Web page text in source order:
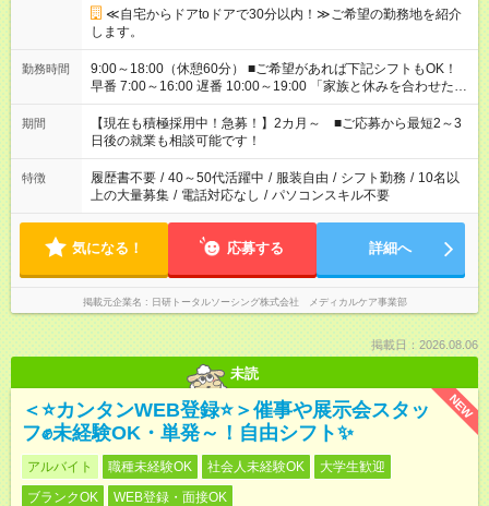
≪自宅からドアtoドアで30分以内！≫ご希望の勤務地を紹介
します。
勤務時間
9:00～18:00（休憩60分） ■ご希望があれば下記シフトもOK！
早番 7:00～16:00 遅番 10:00～19:00 「家族と休みを合わせた
い」 「余裕を持って夕飯の準備がしたい」 「できれば残業はし
たくない」 など、ご希望を教えてくださいね。 ※Wワーク希望
の方へ 今ご覧のお仕事で希望する勤務時間と、もう1つのお仕事
の勤務時間。 合計で週40時間を超える場合は応募できません。
期間
【現在も積極採用中！急募！】2カ月～ ■ご応募から最短2～3
日後の就業も相談可能です！
特徴 履歴書不要 / 40～50代活躍中 / 服装自由 / シフト勤務 / 10名以
上の大量募集 / 電話対応なし / パソコンスキル不要
気になる！ 応募する 詳細へ
掲載元企業名 日研トータルソーシング株式会社 メディカルケア事業部
掲載日：2026.08.06
未読
NEW
＜⭐カンタンWEB登録⭐＞催事や展示会スタッ
フ✊未経験OK・単発～！自由シフト✨
アルバイト 職種未経験OK 社会人未経験OK
大学生歓迎
ブランクOK
WEB登録・面接OK